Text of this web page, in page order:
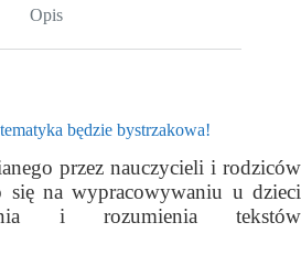
Opis
będzie bystrzakowa!
przez nauczycieli i rodziców
się na wypracowywaniu u dzieci
i rozumienia tekstów